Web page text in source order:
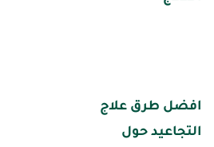
افضل طرق علاج
التجاعيد حول